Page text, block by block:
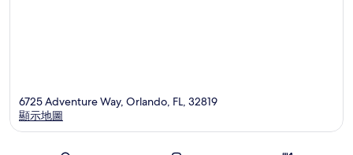
6725 Adventure Way, Orlando, FL, 32819
顯示地圖